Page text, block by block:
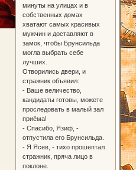
минуты на улицах и в
собственных домах
хватают самых красивых
мужчин и доставляют в
замок, чтобы Брунсильда
могла выбрать себе
лучших.
Отворились двери, и
стражник объявил:
- Ваше величество,
кандидаты готовы, можете
проследовать в малый зал
приёма!
- Спасибо, Язиф, -
отпустила его Брунсильда.
- Я Ясев, - тихо прошептал
стражник, пряча лицо в
поклоне.